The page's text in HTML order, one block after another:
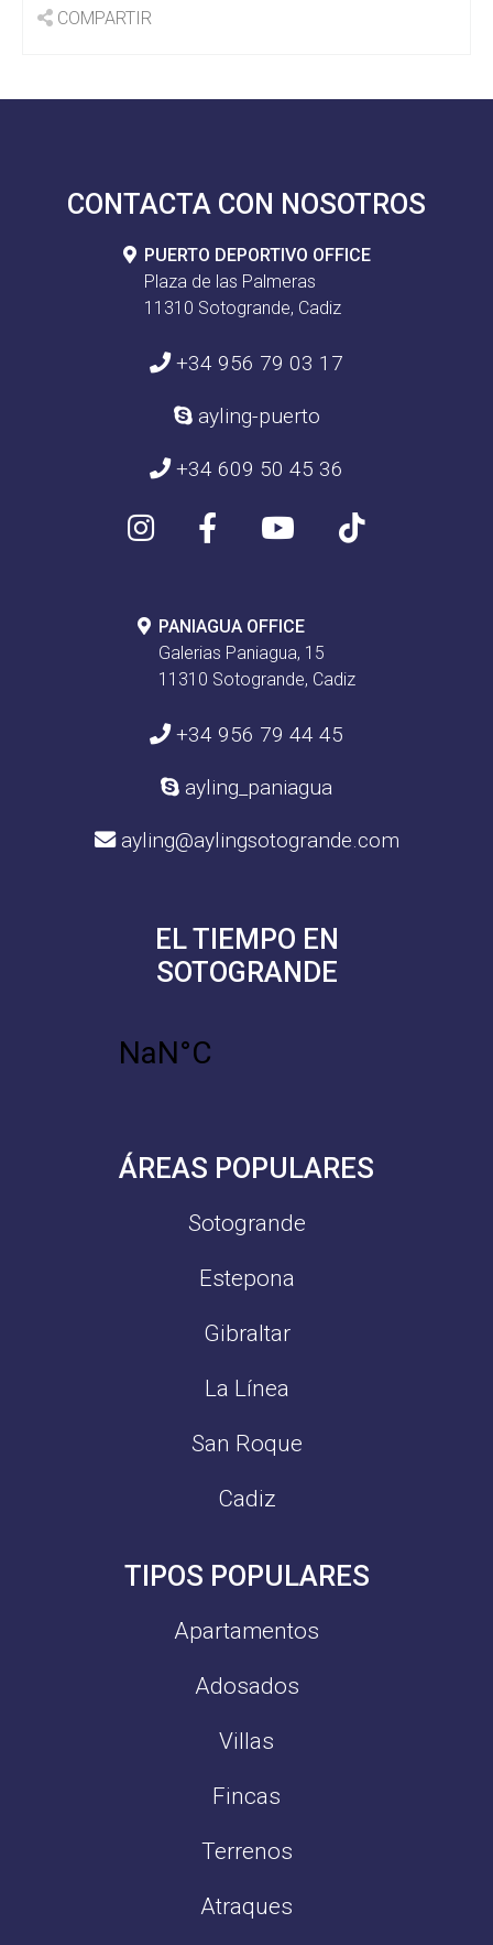
COMPARTIR
CONTACTA CON NOSOTROS
PUERTO DEPORTIVO OFFICE
Plaza de las Palmeras
11310 Sotogrande, Cadiz
+34 956 79 03 17
ayling-puerto
+34 609 50 45 36
PANIAGUA OFFICE
Galerias Paniagua, 15
11310 Sotogrande, Cadiz
+34 956 79 44 45
ayling_paniagua
ayling@aylingsotogrande.com
EL TIEMPO EN
SOTOGRANDE
ÁREAS POPULARES
Sotogrande
Estepona
Gibraltar
La Línea
San Roque
Cadiz
TIPOS POPULARES
Apartamentos
Adosados
Villas
Fincas
Terrenos
Atraques